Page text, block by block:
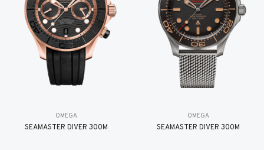
OMEGA
SEAMASTER DIVER 300M
OMEGA
SEAMASTER DIVER 300M